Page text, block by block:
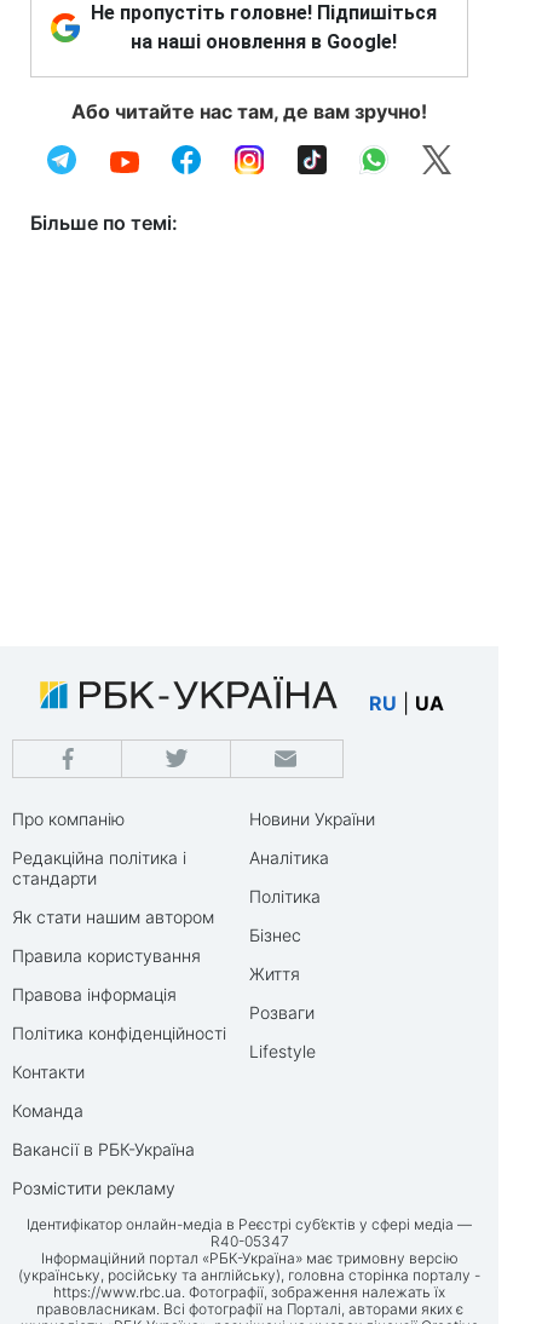
Не пропустіть головне! Підпишіться
на наші оновлення в Google!
Або читайте нас там, де вам зручно!
Більше по темі:
RU UA
Про компанію
Редакційна політика і
стандарти
Як стати нашим автором
Правила користування
Правова інформація
Політика конфіденційності
Контакти
Команда
Вакансії в РБК-Україна
Розмістити рекламу
Новини України
Аналітика
Політика
Бізнес
Життя
Розваги
Lifestyle
Ідентифікатор онлайн-медіа в Реєстрі суб’єктів у сфері медіа —
R40-05347
Інформаційний портал «РБК-Україна» має тримовну версію
(українську, російську та англійську), головна сторінка порталу -
https://www.rbc.ua. Фотографії, зображення належать їх
правовласникам. Всі фотографії на Порталі, авторами яких є